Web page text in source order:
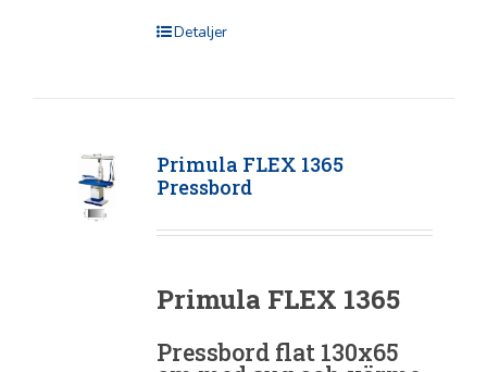
Detaljer
Primula FLEX 1365
Pressbord
Primula FLEX 1365
Pressbord flat 130x65